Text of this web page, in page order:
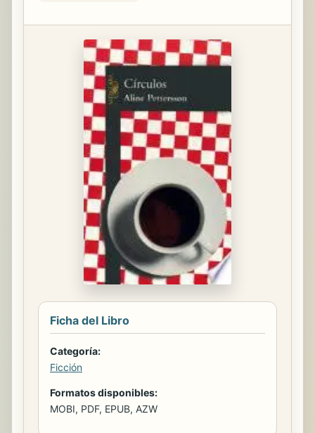
Ficha del Libro
Categoría:
Ficción
Formatos disponibles:
MOBI, PDF, EPUB, AZW